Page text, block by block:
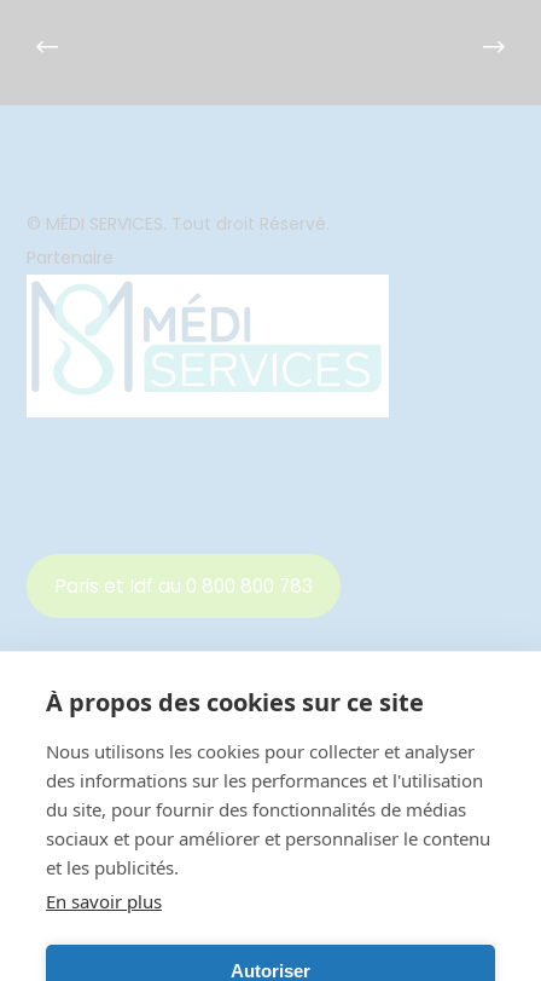
À propos des cookies sur ce site
Nous utilisons les cookies pour collecter et analyser
des informations sur les performances et l'utilisation
du site, pour fournir des fonctionnalités de médias
sociaux et pour améliorer et personnaliser le contenu
et les publicités.
En savoir plus
Autoriser
© MÉDI SERVICES. Tout droit Réservé.
Partenaire
Paris et Idf au 0 800 800 783
Autre région au 0 800 800 540
Mentions Légales
Mentions Légales RGPD
Crédits photos : Médi-Services &
Crée parDigital Boost